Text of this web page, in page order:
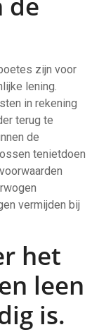
zijn voor
lening.
in rekening
terug te
de
tenietdoen
vermijden bij
het
leen
is.